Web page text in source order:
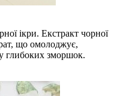
ікри. Екстракт чорної
що омолоджує,
глибоких зморшок.